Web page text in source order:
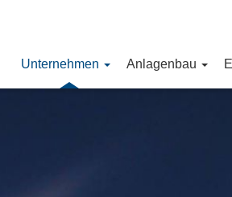
Unternehmen Anlagenbau